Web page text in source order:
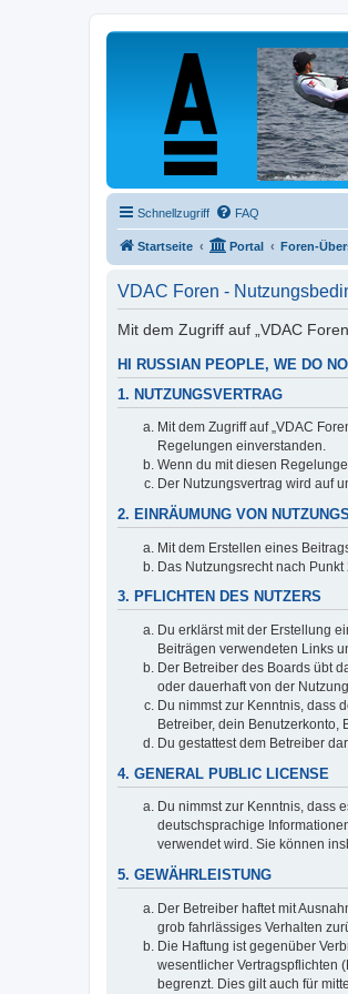
Schnellzugriff FAQ
Startseite Portal Foren-
VDAC Foren -
Mit dem Zugriff auf „VDAC
HI RUSSIAN PEOPLE, WE DO
1. NUTZUNGSVERTRAG
Mit dem Zugriff auf „VDAC
Regelungen einverstanden.
Wenn du mit diesen
Der Nutzungsvertrag wird auf
2. EINRÄUMUNG VON
Mit dem Erstellen eines
Das Nutzungsrecht nach
3. PFLICHTEN DES NUTZERS
Du erklärst mit der Erstellung
Beiträgen verwendeten Links
Der Betreiber des Boards übt
oder dauerhaft von der
Du nimmst zur Kenntnis, dass
Betreiber, dein
Du gestattest dem Betreiber
4. GENERAL PUBLIC LICENSE
Du nimmst zur Kenntnis, dass
deutschsprachige
verwendet wird. Sie können
5. GEWÄHRLEISTUNG
Der Betreiber haftet mit
grob fahrlässiges Verhalten
Die Haftung ist gegenüber
wesentlicher Vertragspflichten
begrenzt. Dies gilt auch für